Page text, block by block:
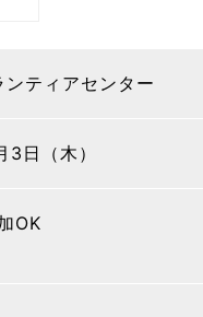
ンティアセンター
日（木）
OK